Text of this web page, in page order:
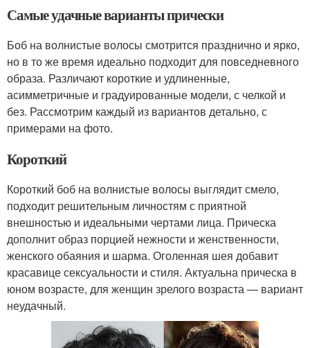
Самые удачные варианты прически
Боб на волнистые волосы смотрится празднично и ярко,
но в то же время идеально подходит для повседневного
образа. Различают короткие и удлиненные,
асимметричные и градуированные модели, с челкой и
без. Рассмотрим каждый из вариантов детально, с
примерами на фото.
Короткий
Короткий боб на волнистые волосы выглядит смело,
подходит решительным личностям с приятной
внешностью и идеальными чертами лица. Прическа
дополнит образ порцией нежности и женственности,
женского обаяния и шарма. Оголенная шея добавит
красавице сексуальности и стиля. Актуальна прическа в
юном возрасте, для женщин зрелого возраста — вариант
неудачный.